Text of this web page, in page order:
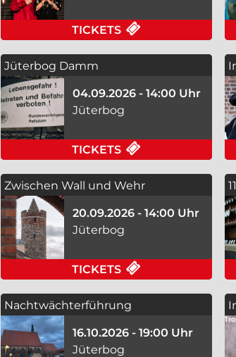
TICKETS FÜR
Jüterbog Damm
04.09.2026 - 14:00 Uhr
Jüterbog
TICKETS FÜR JÜTERBOG
Zwischen Wall und Wehr
20.09.2026 - 14:00 Uhr
Jüterbog
TICKETS FÜR ZWISCHEN
Nachtwächterführung
16.10.2026 - 19:00 Uhr
Jüterbog